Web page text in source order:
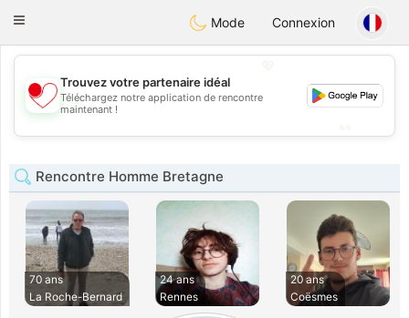
日本Chat
Toggle
Mode Connexion
💖
💕
Trouvez votre partenaire idéal
Téléchargez notre application de rencontre
maintenant !
Rencontre Homme Bretagne
70 ans
La Roche-Bernard
24 ans
Rennes
20 ans
Coësmes